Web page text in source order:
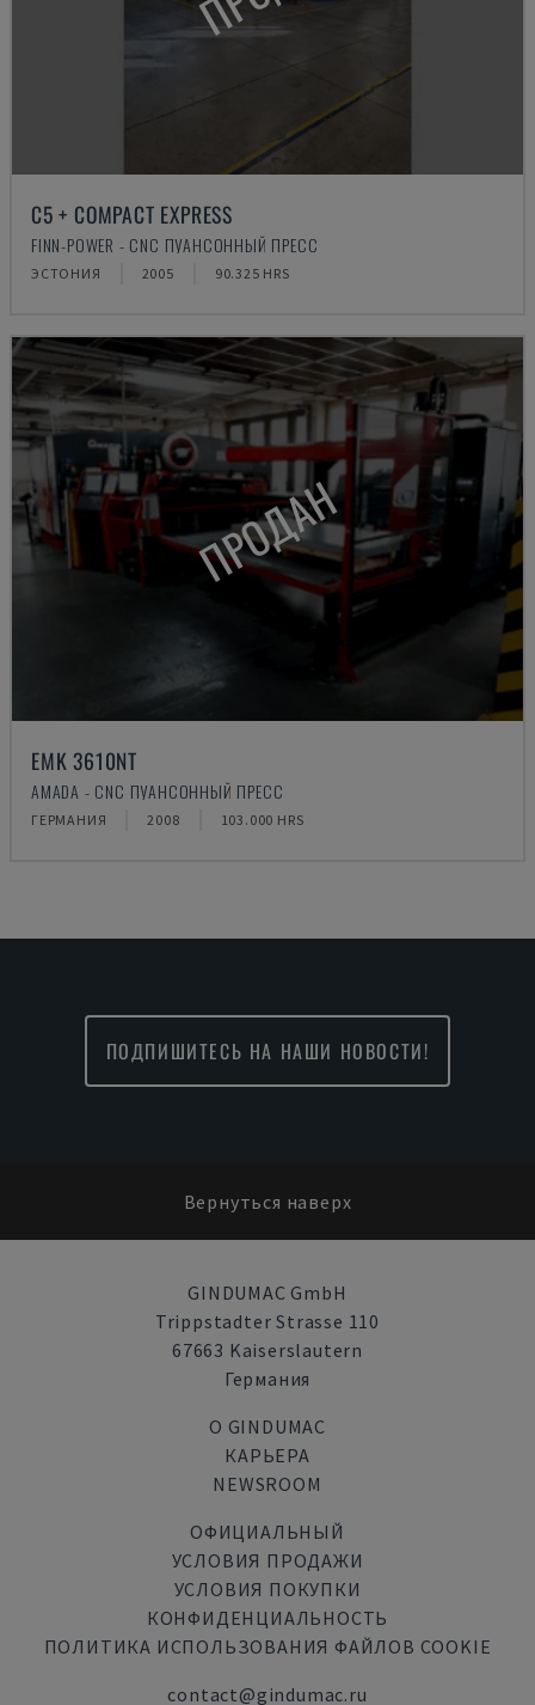
C5 + COMPACT EXPRESS
FINN-POWER - CNC ПУАНСОННЫЙ ПРЕСС
ЭСТОНИЯ 2005 90.325 HRS
ПРОДАН
EMK 3610NT
AMADA - CNC ПУАНСОННЫЙ ПРЕСС
ГЕРМАНИЯ 2008 103.000 HRS
ПОДПИШИТЕСЬ НА НАШИ НОВОСТИ!
Вернуться наверх
GINDUMAC GmbH
Trippstadter Strasse 110
67663 Kaiserslautern
Германия
О GINDUMAC
КАРЬЕРА
NEWSROOM
ОФИЦИАЛЬНЫЙ
УСЛОВИЯ ПРОДАЖИ
УСЛОВИЯ ПОКУПКИ
КОНФИДЕНЦИАЛЬНОСТЬ
ПОЛИТИКА ИСПОЛЬЗОВАНИЯ ФАЙЛОВ COOKIE
contact@gindumac.ru